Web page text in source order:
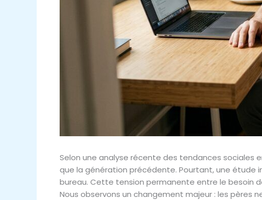
Selon une analyse récente des tendances sociales
que la génération précédente. Pourtant, une étude
bureau. Cette tension permanente entre le besoin
Nous observons un changement majeur : les pères